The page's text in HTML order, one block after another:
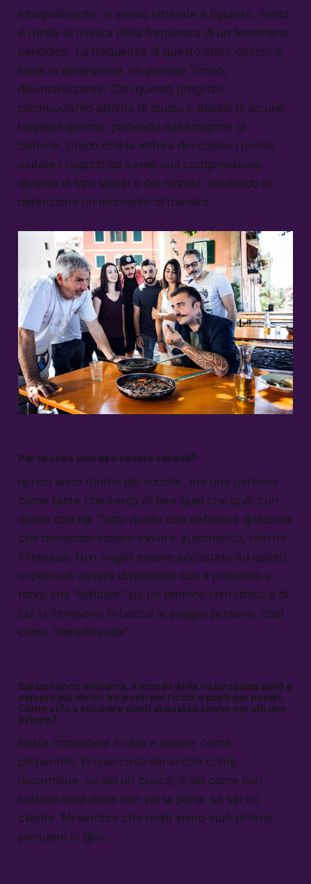
intorpidimento, in senso letterale e figurato. Hertz
è l’unità di misura della frequenza di un fenomeno
periodico. La frequenza di questo stato descrive
bene la detenzione, un periodo “limbo,
disumanizzante. Con questo progetto
promuoviamo attività di studio e analisi di alcune
tragedie greche, partendo dall’Antigone di
Sofocle. Credo che la lettura dei classici possa
aiutare i ragazzi ad avere una comprensione
diversa di loro stessi e del mondo, rendendo la
detenzione un momento di transito.
Per te cosa vuol dire essere solidali?
Io non sono l’uomo del sociale, ma una persona
come tante che cerca di fare quel che può, con
quello che ha. Tutto quello che definisce qualcosa
che dovrebbe essere ovvio e automatico, non mi
interessa. Non voglio essere accostato ad epiteti,
io cerco di essere disponibile con il prossimo e
trovo che “solidale” sia un termine bistrattato e di
cui si riempiono la bocca le peggio persone, così
come “beneficenza”.
Sei un cuoco militante. Il mondo della ristorazione però è
sempre più diviso tra posti per ricchi e posti per poveri.
Come si fa a cucinare piatti di qualità anche per chi non
è ricco?
Basta conoscere il cibo e sapere come
prepararlo: in quel caso sai anche come
risparmiare, se sei un cuoco, e sai come non
buttare soldi dove non val la pena, se sei un
cliente. Mi sembra che molti siano stufi di farsi
prendere in giro.